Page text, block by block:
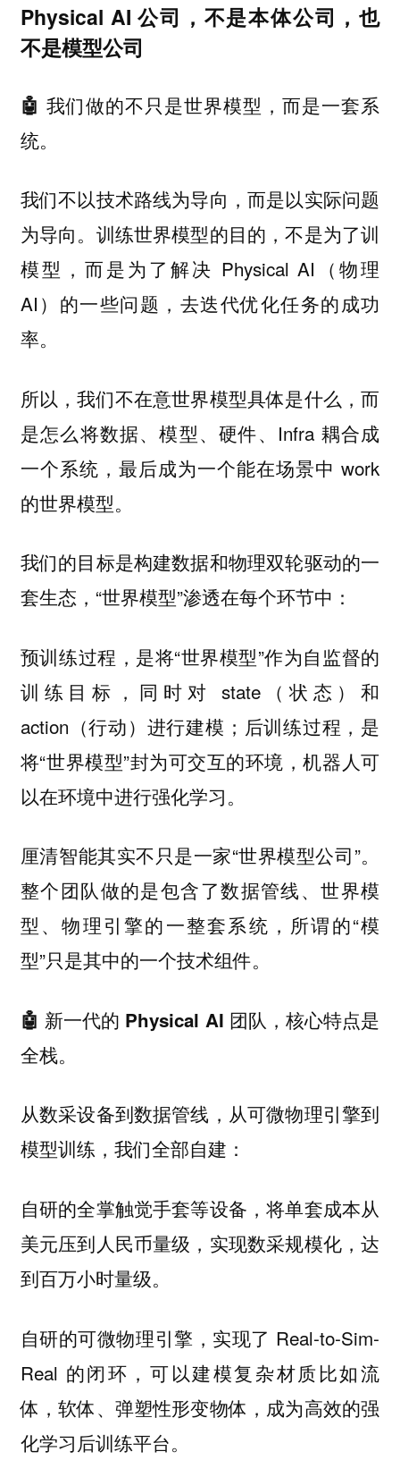
Physical AI 公司，不是本体公司，也
不是模型公司
🤖 我们做的不只是世界模型，而是一套系
统。
我们不以技术路线为导向，而是以实际问题
为导向。训练世界模型的目的，不是为了训
模型，而是为了解决 Physical AI（物理
AI）的一些问题，去迭代优化任务的成功
率。
所以，我们不在意世界模型具体是什么，而
是怎么将数据、模型、硬件、Infra 耦合成
一个系统，最后成为一个能在场景中 work
的世界模型。
我们的目标是构建数据和物理双轮驱动的一
套生态，“世界模型”渗透在每个环节中：
预训练过程，是将“世界模型”作为自监督的
训练目标，同时对 state（状态）和
action（行动）进行建模；后训练过程，是
将“世界模型”封为可交互的环境，机器人可
以在环境中进行强化学习。
厘清智能其实不只是一家“世界模型公司”。
整个团队做的是包含了数据管线、世界模
型、物理引擎的一整套系统，所谓的“模
型”只是其中的一个技术组件。
🤖 新一代的 Physical AI 团队，核心特点是
全栈。
从数采设备到数据管线，从可微物理引擎到
模型训练，我们全部自建：
自研的全掌触觉手套等设备，将单套成本从
美元压到人民币量级，实现数采规模化，达
到百万小时量级。
自研的可微物理引擎，实现了 Real-to-Sim-
Real 的闭环，可以建模复杂材质比如流
体，软体、弹塑性形变物体，成为高效的强
化学习后训练平台。